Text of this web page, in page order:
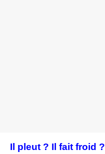
Il pleut ? Il fait froid ?